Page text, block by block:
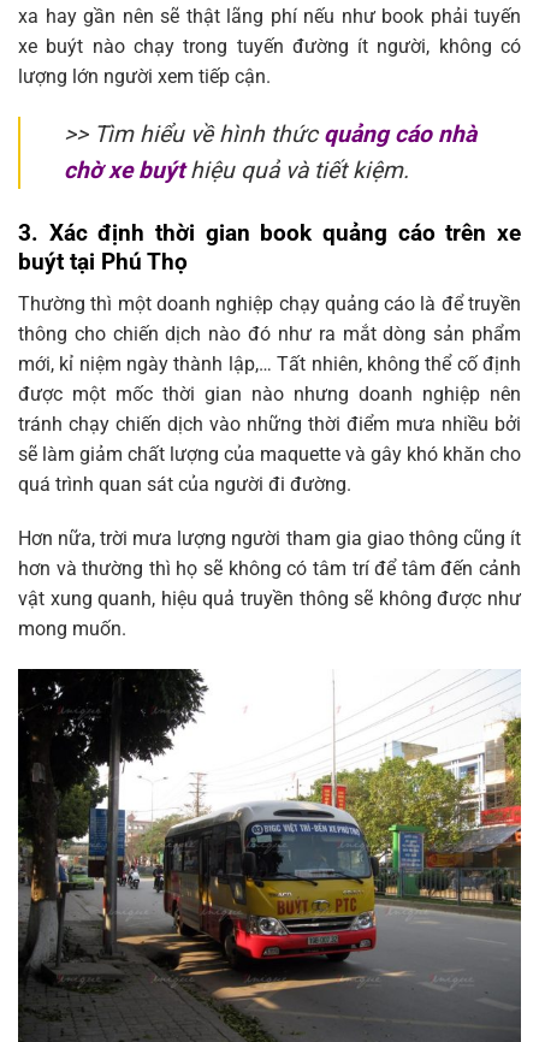
xa hay gần nên sẽ thật lãng phí nếu như book phải tuyến
xe buýt nào chạy trong tuyến đường ít người, không có
lượng lớn người xem tiếp cận.
>> Tìm hiểu về hình thứcquảng cáo nhà
chờ xe buýthiệu quả và tiết kiệm.
3. Xác định thời gian book quảng cáo trên xe
buýt tại Phú Thọ
Thường thì một doanh nghiệp chạy quảng cáo là để truyền
thông cho chiến dịch nào đó như ra mắt dòng sản phẩm
mới, kỉ niệm ngày thành lập,… Tất nhiên, không thể cố định
được một mốc thời gian nào nhưng doanh nghiệp nên
tránh chạy chiến dịch vào những thời điểm mưa nhiều bởi
sẽ làm giảm chất lượng của maquette và gây khó khăn cho
quá trình quan sát của người đi đường.
Hơn nữa, trời mưa lượng người tham gia giao thông cũng ít
hơn và thường thì họ sẽ không có tâm trí để tâm đến cảnh
vật xung quanh, hiệu quả truyền thông sẽ không được như
mong muốn.